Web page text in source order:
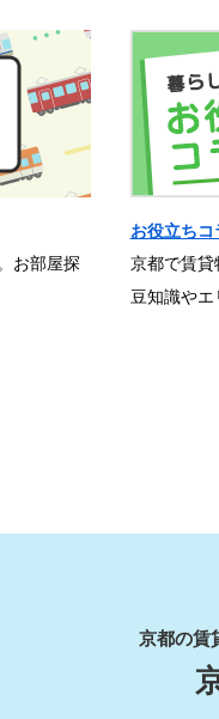
お部屋探
お役立ちコ
京都で賃貸
豆知識やエ
京都の賃